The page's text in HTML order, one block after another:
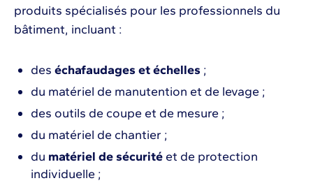
produits spécialisés pour les professionnels du
bâtiment, incluant :
des échafaudages et échelles ;
du matériel de manutention et de levage ;
des outils de coupe et de mesure ;
du matériel de chantier ;
du matériel de sécurité et de protection
individuelle ;